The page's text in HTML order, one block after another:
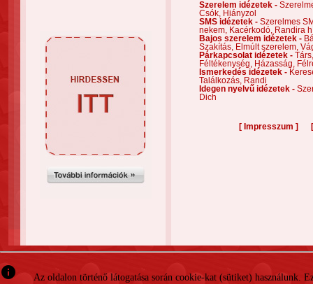
Szerelem idézetek -
Csók,
Hiányzol
SMS idézetek - Szerelmes
nekem,
Kacérkodó,
Randira
Bajos szerelem idézetek -
Szakítás,
Elmúlt szerelem,
Párkapcsolat idézetek -
Féltékenység,
Házasság,
Ismerkedés idézetek -
Találkozás,
Randi
Idegen nyelvű idézetek -
Dich
[ Impresszum ]
info
Az oldalon történő látogatása során cookie-kat (sütiket)